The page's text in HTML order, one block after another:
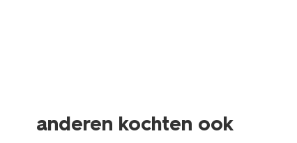
anderen kochten ook